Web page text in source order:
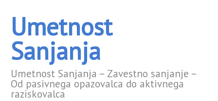
Umetnost
Sanjanja
Umetnost Sanjanja – Zavestno sanjanje –
Od pasivnega opazovalca do aktivnega
raziskovalca